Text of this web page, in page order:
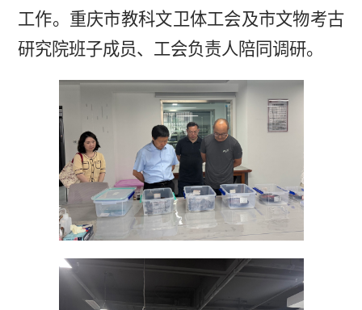
工作。重庆市教科文卫体工会及市文物考古
研究院班子成员、工会负责人陪同调研。